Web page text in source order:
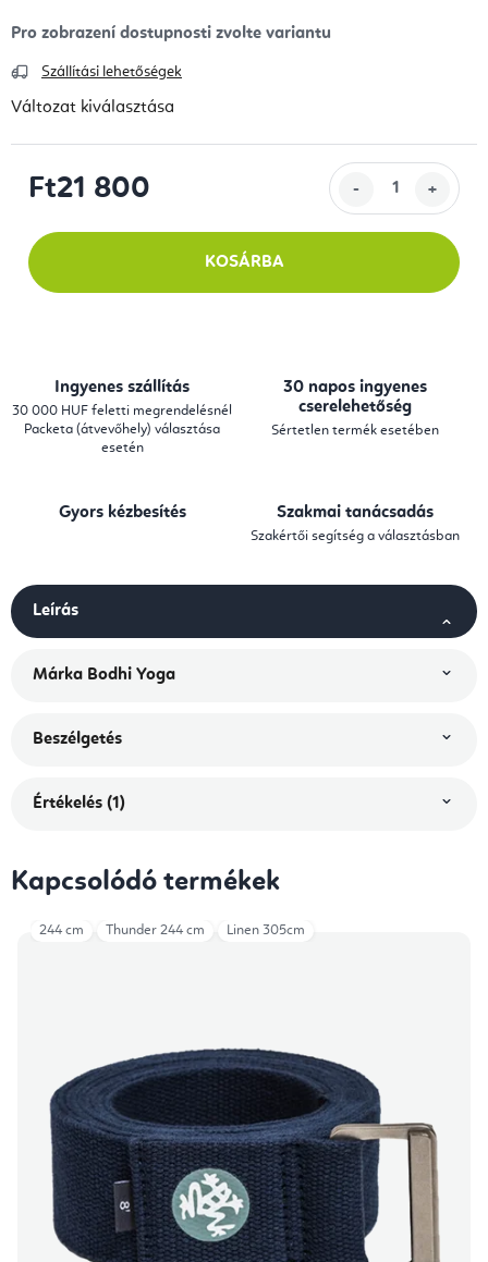
Szállítási lehetőségek
Változat kiválasztása
Ft21 800
KOSÁRBA
Ingyenes szállítás
30 000 HUF feletti megrendelésnél
Packeta (átvevőhely) választása
esetén
30 napos ingyenes
cserelehetőség
Sértetlen termék esetében
Gyors kézbesítés Szakmai tanácsadás
Szakértői segítség a választásban
Leírás
Márka Bodhi Yoga
Beszélgetés
Értékelés (1)
Kapcsolódó termékek
244 cm Thunder 244 cm Linen 305cm